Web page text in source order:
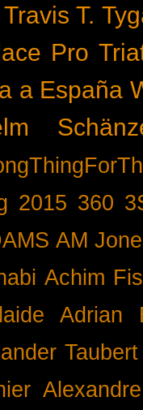
Travis T.
Pro
a España
2015 360
AM
Achim
Adrian
Taubert